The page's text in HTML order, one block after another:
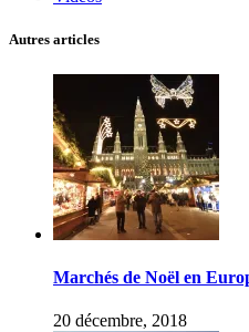
Autres articles
Marchés de Noël en
20 décembre, 2018